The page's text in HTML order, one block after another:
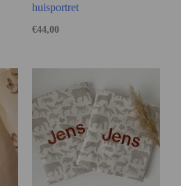
huisportret
€44,00